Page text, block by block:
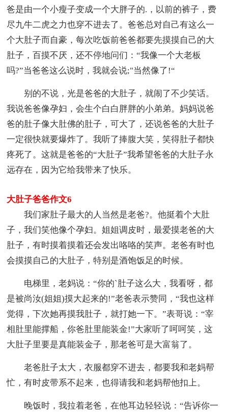
爸是由一个小瘦子变成一个大胖子的.，以前的裤子，费
尽九牛二虎之力也穿不进去了。爸爸总对自己有这么一
个大肚子而自豪，每次吃饭前爸爸都要先摸摸自己的大
肚子，百摸不厌，还不停地问们：“我像一个大老板
吗?”当爸爸这么说时，我就会说;"当然像了!“
别的不说，光是爸爸的大肚子，就闹了不少笑话。
我说爸爸像孕妇，会生个白白胖胖的小弟弟。妈妈说爸
爸的肚子像大肚佛的肚子，可大了，还说爸爸的大肚子
一定很快就要爆炸了。我听了捧腹大笑，笑得肚子都快
疼死了。这就是爸爸的“大肚子”我希望爸爸的大肚子永
远存在，因为它给我带来了快乐。
大肚子爸爸作文6
我们家肚子最大的人当然是老爸?。他挺着个大肚
子，我们笑他像个孕妇。姐姐调皮时，最爱摸老爸的大
肚子，有时摸着摸着还会发出咯咯的笑声。老爸有时也
会摸摸自己的大肚子，特别是酒饱饭足的时候。
电梯里，老妈说：“你的`肚子这么大，我看呀，都
是被尚汝(姐姐)摸大起来的!”老爸表示赞同，“我也这样
觉得，下次她再摸我肚子，就打她一下。”表哥说：“宰
相肚里能撑船，你爸肚里能装金!”大家听了呵呵笑，这
大肚子里要是真能装金子，那老爸可是大富翁了。
老爸肚子太大，衣服都穿不进去，都要我和老妈帮
忙，有时皮带系不起来，也得请我和老妈帮他扣上。
晚饭时，我拉着老爸，在他耳边轻轻说：“告诉你一